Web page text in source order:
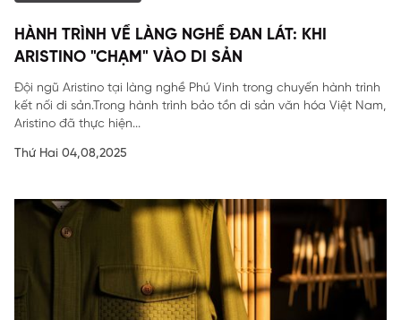
HÀNH TRÌNH VỀ LÀNG NGHỀ ĐAN LÁT: KHI
ARISTINO "CHẠM" VÀO DI SẢN
Đội ngũ Aristino tại làng nghề Phú Vinh trong chuyến hành trình
kết nối di sản.Trong hành trình bảo tồn di sản văn hóa Việt Nam,
Aristino đã thực hiện...
Thứ Hai 04,08,2025